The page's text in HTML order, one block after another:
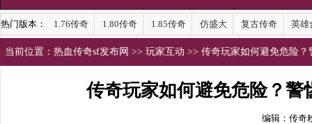
热门版本： 1.76传奇 1.80传奇 1.85传奇 仿盛大 复古传奇 英雄
当前位置： 热血传奇sf发布网 >> 玩家互动 >> 传奇玩家如何避免危险
传奇玩家如何避免危险？
编辑：传奇